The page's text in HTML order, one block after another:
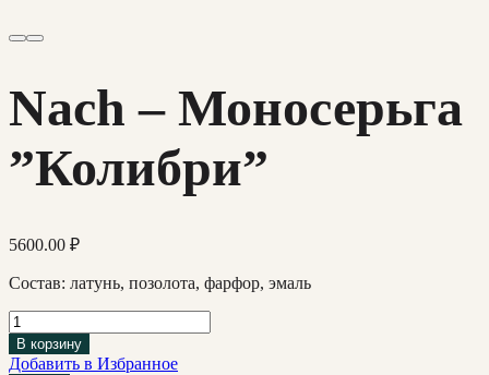
Nach – Моносерьга
”Колибри”
5600.00 ₽
Состав: латунь, позолота, фарфор, эмаль
В корзину
Добавить в Избранное